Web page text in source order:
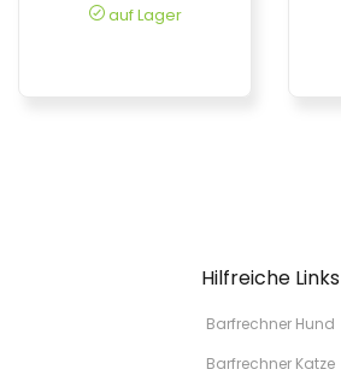
auf Lager
Hilfreiche Links
Barfrechner Hund
Barfrechner Katze